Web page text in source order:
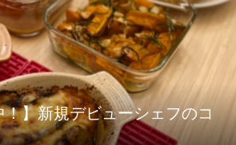
】新規デビューシェフのコ